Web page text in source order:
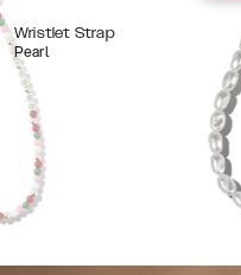
Wristlet Strap
Pearl